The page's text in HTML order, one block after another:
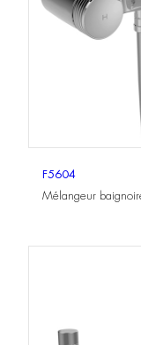
F5604
Mélangeur